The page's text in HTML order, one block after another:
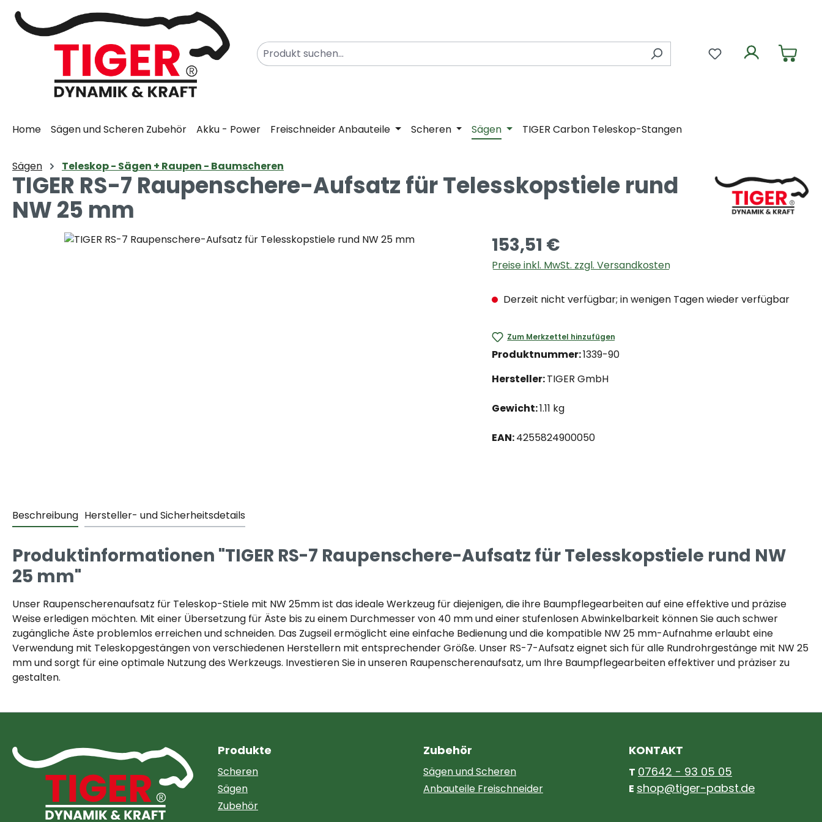
Hauptinhalt springen
Zur Suche springen
Zur Hauptnavigation springen
Du hast 0
Home Sägen und Scheren Zubehör Akku - Power Freischneider Anbauteile Scheren Sägen TIGER Carbon Teleskop-Stangen
Sägen Teleskop - Sägen + Raupen - Baumscheren
TIGER RS-7 Raupenschere-Aufsatz für Telesskopstiele rund
NW 25 mm
Bildergalerie überspringen 153,51 €
Preise inkl. MwSt. zzgl. Versandkosten
Derzeit nicht verfügbar; in wenigen Tagen wieder verfügbar
Zum Merkzettel hinzufügen
Produktnummer:1339-90
Hersteller:TIGER GmbH
Gewicht:1.11 kg
EAN:4255824900050
Beschreibung Hersteller- und Sicherheitsdetails
Produktinformationen "TIGER RS-7 Raupenschere-Aufsatz für Telesskopstiele rund NW
25 mm"
Unser Raupenscherenaufsatz für Teleskop-Stiele mit NW 25mm ist das ideale Werkzeug für diejenigen, die ihre Baumpflegearbeiten auf eine effektive und präzise
Weise erledigen möchten. Mit einer Übersetzung für Äste bis zu einem Durchmesser von 40 mm und einer stufenlosen Abwinkelbarkeit können Sie auch schwer
zugängliche Äste problemlos erreichen und schneiden. Das Zugseil ermöglicht eine einfache Bedienung und die kompatible NW 25 mm-Aufnahme erlaubt eine
Verwendung mit Teleskopgestängen von verschiedenen Herstellern mit entsprechender Größe. Unser RS-7-Aufsatz eignet sich für alle Rundrohrgestänge mit NW 25
mm und sorgt für eine optimale Nutzung des Werkzeugs. Investieren Sie in unseren Raupenscherenaufsatz, um Ihre Baumpflegearbeiten effektiver und präziser zu
gestalten.
Produkte
Scheren
Sägen
Zubehör
Zubehör
Sägen und Scheren
Anbauteile Freischneider
KONTAKT
T 07642 - 93 05 05
E shop@tiger-pabst.de